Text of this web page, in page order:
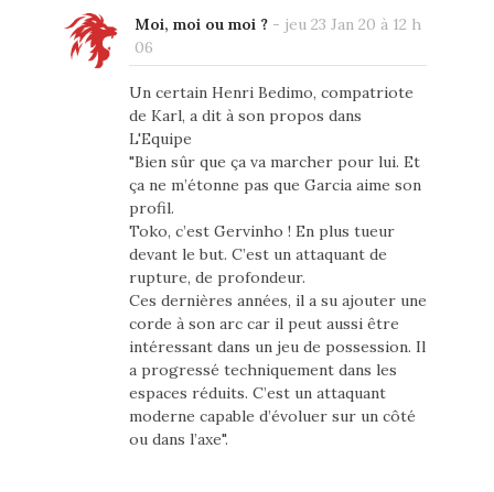
Moi, moi ou moi ?- jeu 23 Jan 20 à 12 h
06
Un certain Henri Bedimo, compatriote
de Karl, a dit à son propos dans
L'Equipe
"Bien sûr que ça va marcher pour lui. Et
ça ne m’étonne pas que Garcia aime son
profil.
Toko, c’est Gervinho ! En plus tueur
devant le but. C’est un attaquant de
rupture, de profondeur.
Ces dernières années, il a su ajouter une
corde à son arc car il peut aussi être
intéressant dans un jeu de possession. Il
a progressé techniquement dans les
espaces réduits. C’est un attaquant
moderne capable d’évoluer sur un côté
ou dans l’axe".